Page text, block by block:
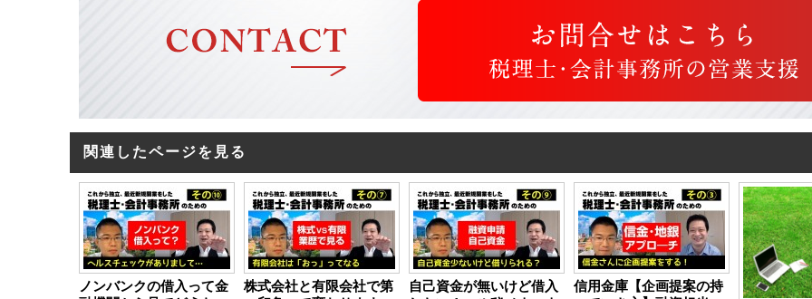
関連したページを見る
ノンバンクの借入って金
株式会社と有限会社で第
自己資金が無いけど借入
信用金庫【企画提案の持